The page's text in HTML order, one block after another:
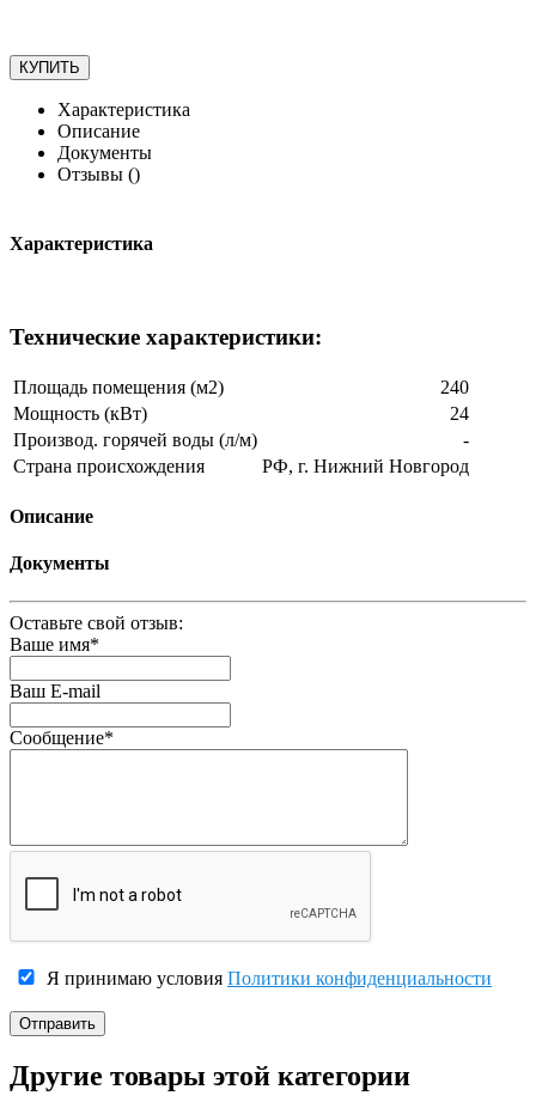
Характеристика
Описание
Документы
Отзывы ()
Характеристика
Технические характеристики:
Площадь помещения (м2)
240
Мощность (кВт)
24
Производ. горячей воды (л/м)
-
Страна происхождения
РФ, г. Нижний Новгород
Описание
Документы
Оставьте свой отзыв:
Ваше имя*
Ваш E-mail
Сообщение*
Я принимаю условия Политики конфиденциальности
Другие товары этой категории